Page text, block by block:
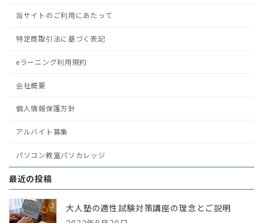
当サイトのご利用にあたって
特定商取引法に基づく表記
eラーニング利用規約
会社概要
個人情報保護方針
アルバイト募集
パソコン教室パソカレッジ
最近の投稿
大人塾の適性試験対策講座の理念とご説明